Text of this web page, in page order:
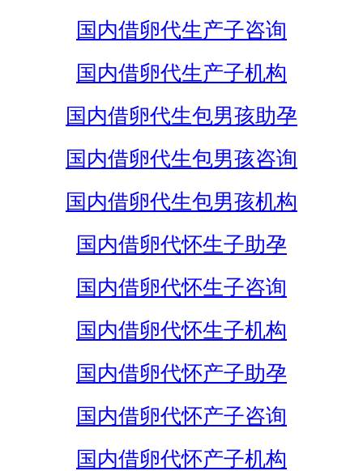
国内借卵代生产子咨询
国内借卵代生产子机构
国内借卵代生包男孩助孕
国内借卵代生包男孩咨询
国内借卵代生包男孩机构
国内借卵代怀生子助孕
国内借卵代怀生子咨询
国内借卵代怀生子机构
国内借卵代怀产子助孕
国内借卵代怀产子咨询
国内借卵代怀产子机构